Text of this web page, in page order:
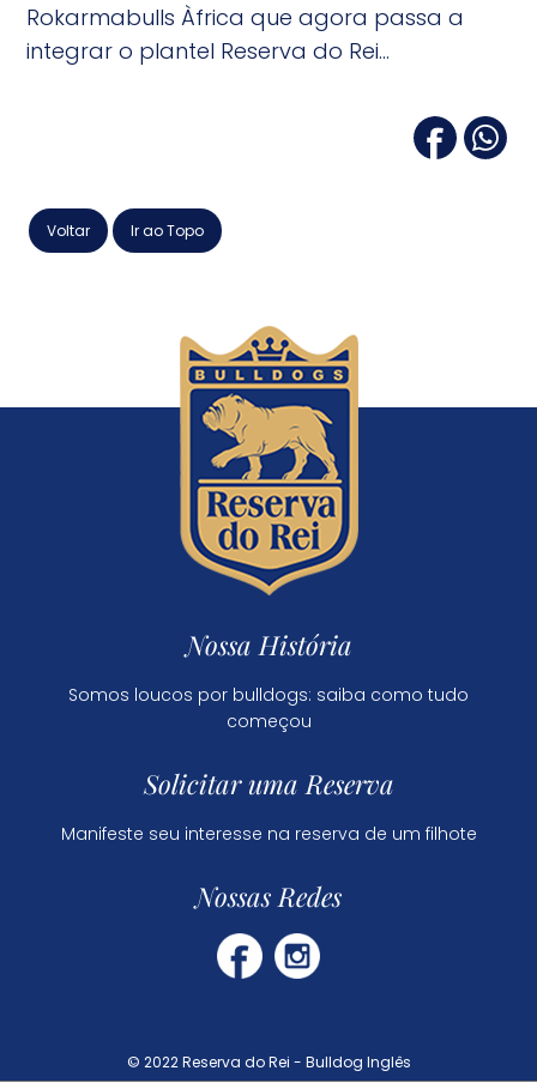
Rokarmabulls Àfrica que agora passa a
integrar o plantel Reserva do Rei...
Voltar Ir ao Topo
Nossa História
Somos loucos por bulldogs: saiba como tudo
começou
Solicitar uma Reserva
Manifeste seu interesse na reserva de um filhote
Nossas Redes
© 2022 Reserva do Rei - Bulldog Inglês